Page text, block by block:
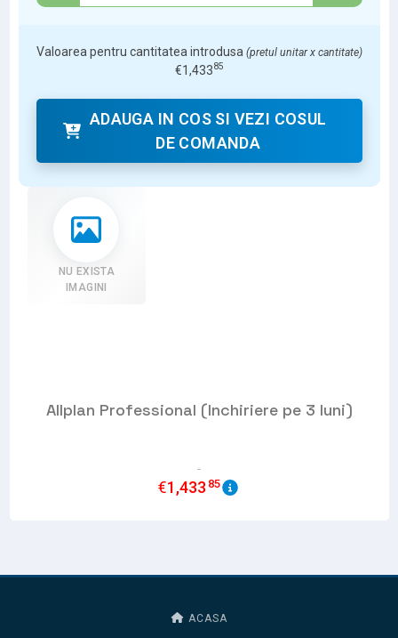
Valoarea pentru cantitatea introdusa (pretul unitar x cantitate)
€1,43385
ADAUGA IN COS SI VEZI COSUL
DE COMANDA
NU EXISTA
IMAGINI
Allplan Professional (Inchiriere pe 3 luni)
€1,433 85
ACASA